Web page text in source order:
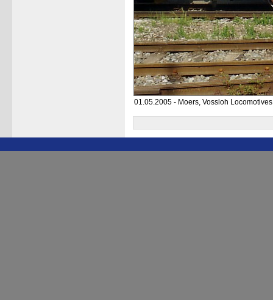
01.05.2005 - Moers, Vossloh